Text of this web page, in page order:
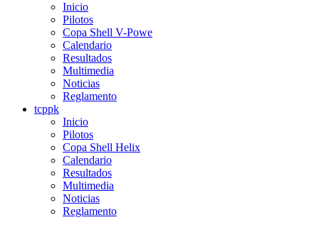
Inicio
Pilotos
Copa Shell V-Powe
Calendario
Resultados
Multimedia
Noticias
Reglamento
tcppk
Inicio
Pilotos
Copa Shell Helix
Calendario
Resultados
Multimedia
Noticias
Reglamento